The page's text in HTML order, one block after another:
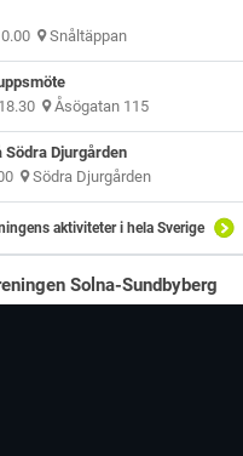
Snåltäppan
Åsögatan 115
Södra Djurgården
Södra Djurgården
aktiviteter i hela Sverige
Solna-Sundbyberg